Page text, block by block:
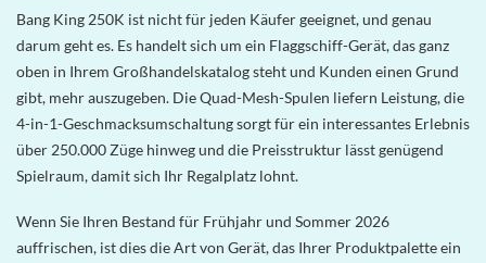
Bang King 250K ist nicht für jeden Käufer geeignet, und genau
darum geht es. Es handelt sich um ein Flaggschiff-Gerät, das ganz
oben in Ihrem Großhandelskatalog steht und Kunden einen Grund
gibt, mehr auszugeben. Die Quad-Mesh-Spulen liefern Leistung, die
4-in-1-Geschmacksumschaltung sorgt für ein interessantes Erlebnis
über 250.000 Züge hinweg und die Preisstruktur lässt genügend
Spielraum, damit sich Ihr Regalplatz lohnt.
Wenn Sie Ihren Bestand für Frühjahr und Sommer 2026
auffrischen, ist dies die Art von Gerät, das Ihrer Produktpalette ein